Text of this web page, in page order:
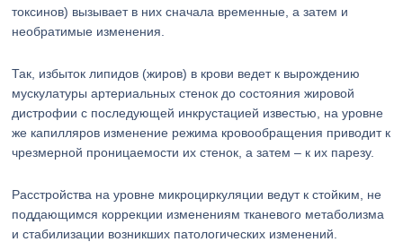
токсинов) вызывает в них сначала временные, а затем и
необратимые изменения.
Так, избыток липидов (жиров) в крови ведет к вырождению
мускулатуры артериальных стенок до состояния жировой
дистрофии с последующей инкрустацией известью, на уровне
же капилляров изменение режима кровообращения приводит к
чрезмерной проницаемости их стенок, а затем – к их парезу.
Расстройства на уровне микроциркуляции ведут к стойким, не
поддающимся коррекции изменениям тканевого метаболизма
и стабилизации возникших патологических изменений.